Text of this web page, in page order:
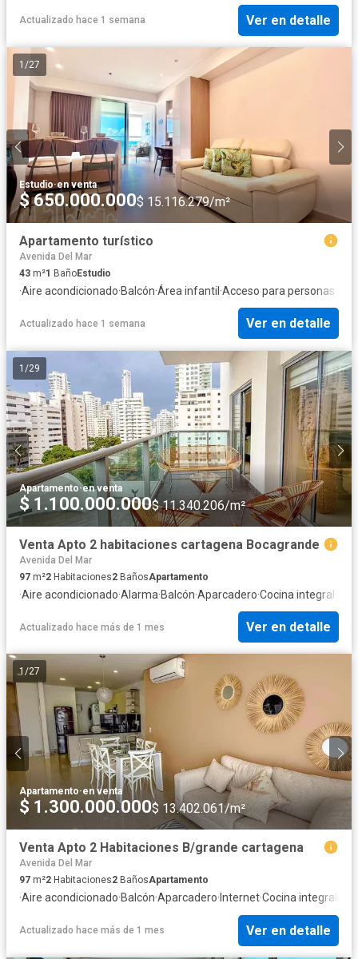
Actualizado hace 1 semana Ver en detalle
1 /27
Estudio·en venta
$ 650.000.000$ 15.116.279/m²
Apartamento turístico
Avenida Del Mar
43 m²1 BañoEstudio
·Aire acondicionado·Balcón·Área infantil ·Acceso para personas
Actualizado hace 1 semana Ver en detalle
1 /29
Apartamento·en venta
$ 1.100.000.000$ 11.340.206/m²
Venta Apto 2 habitaciones cartagena Bocagrande
Avenida Del Mar
97 m²2 Habitaciones2 BañosApartamento
·Aire acondicionado·Alarma·Balcón·Aparcadero·Cocina integral
Actualizado hace más de 1 mes Ver en detalle
1 /27
Apartamento·en venta
$ 1.300.000.000$ 13.402.061/m²
Venta Apto 2 Habitaciones B/grande cartagena
Avenida Del Mar
97 m²2 Habitaciones2 BañosApartamento
·Aire acondicionado·Balcón·Aparcadero· Internet·Cocina integral
Actualizado hace más de 1 mes Ver en detalle